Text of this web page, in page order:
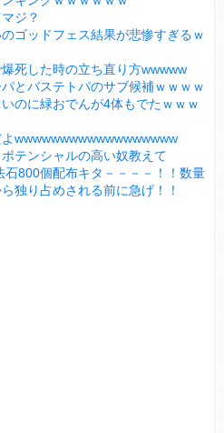
ジ？
ゴッドフェス結果が悲惨すぎるｗ
死した時の立ち直り方wwwww
とバステトパのサブ候補ｗｗｗｗ
のに緑おでんが4体もでたｗｗｗ
wwwwwwwwwwwwwwwwww
テンシャルの高い奴教えて
石800個配布キタ－－－－！！数量
独り占めされる前に急げ！！